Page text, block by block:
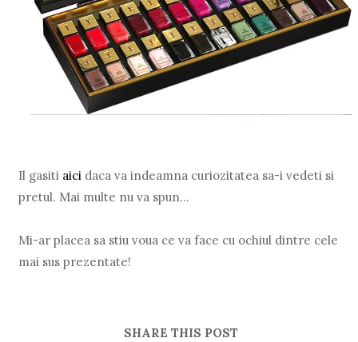
Il gasiti aici daca va indeamna curiozitatea sa-i vedeti si
pretul. Mai multe nu va spun...
Mi-ar placea sa stiu voua ce va face cu ochiul dintre cele
mai sus prezentate!
SHARE THIS POST